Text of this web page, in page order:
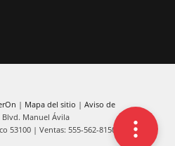
| Mapa del sitio | Aviso de
Blvd. Manuel Ávila
53100 | Ventas: 555-562-8150